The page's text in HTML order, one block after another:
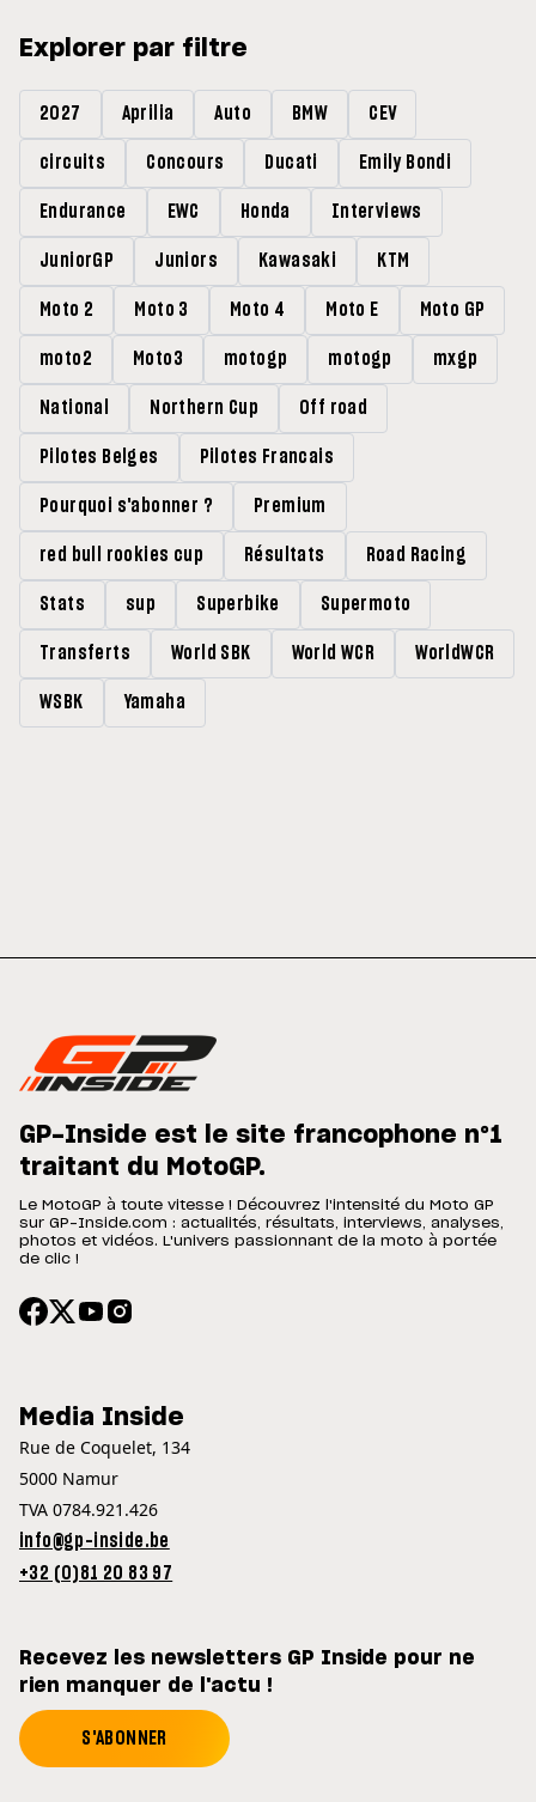
Explorer par filtre
2027 Aprilia Auto BMW CEV
circuits Concours Ducati Emily Bondi
Endurance EWC Honda Interviews
JuniorGP Juniors Kawasaki KTM
Moto 2 Moto 3 Moto 4 Moto E Moto GP
moto2 Moto3 motogp motogp mxgp
National Northern Cup Off road
Pilotes Belges Pilotes Francais
Pourquoi s'abonner ? Premium
red bull rookies cup Résultats Road Racing
Stats sup Superbike Supermoto
Transferts World SBK World WCR WorldWCR
WSBK Yamaha
GP-Inside est le site francophone n°1
traitant du MotoGP.
Le MotoGP à toute vitesse ! Découvrez l'intensité du Moto GP
sur GP-Inside.com : actualités, résultats, interviews, analyses,
photos et vidéos. L'univers passionnant de la moto à portée
de clic !
Media Inside
Rue de Coquelet, 134
5000 Namur
TVA 0784.921.426
info@gp-inside.be
+32 (0)81 20 83 97
Recevez les newsletters GP Inside pour ne
rien manquer de l'actu !
S'ABONNER